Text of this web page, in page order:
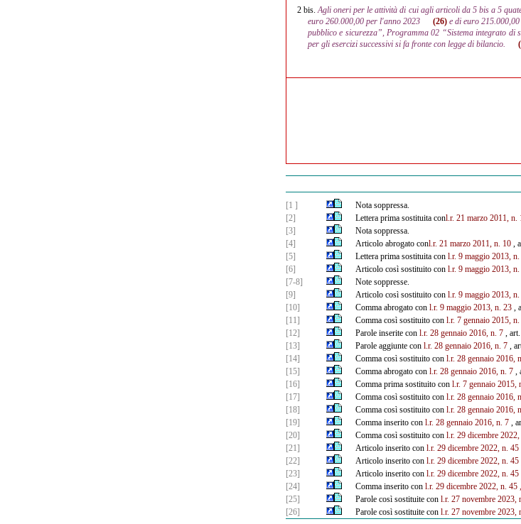
2 bis.Agli oneri per le attività di cui agli articoli da 5 bis a 5
euro 260.000,00 per l'anno 2023
(26) e di euro
pubblico e sicurezza”, Programma 02 “Sistema integrato
per gli esercizi successivi si fa fronte con legge di bilancio.
[1 ]
Nota soppressa.
[2]
Lettera prima sostituita conl.r. 21 marzo 2011, n.
[3]
Nota soppressa.
[4]
Articolo abrogato conl.r. 21 marzo 2011, n. 10,
[5]
Lettera prima sostituita con l.r. 9 maggio 2013,
[6]
Articolo così sostituito con l.r. 9 maggio 2013,
[7-8]
Note soppresse.
[9]
Articolo così sostituito con l.r. 9 maggio 2013,
[10]
Comma abrogato con l.r. 9 maggio 2013, n. 23,
[11]
Comma così sostituito con l.r. 7 gennaio 2015, n.
[12]
Parole inserite con l.r. 28 gennaio 2016, n. 7, art.
[13]
Parole aggiunte con l.r. 28 gennaio 2016, n. 7,
[14]
Comma così sostituito con l.r. 28 gennaio 2016,
[15]
Comma abrogato con l.r. 28 gennaio 2016, n. 7,
[16]
Comma prima sostituito con l.r. 7 gennaio 2015,
[17]
Comma così sostituito con l.r. 28 gennaio 2016,
[18]
Comma così sostituito con l.r. 28 gennaio 2016,
[19]
Comma inserito con l.r. 28 gennaio 2016, n. 7,
[20]
Comma così sostituito con l.r. 29 dicembre
[21]
Articolo inserito con l.r. 29 dicembre 2022, n. 45
[22]
Articolo inserito con l.r. 29 dicembre 2022, n. 45
[23]
Articolo inserito con l.r. 29 dicembre 2022, n. 45
[24]
Comma inserito con l.r. 29 dicembre 2022, n. 45
[25]
Parole così sostituite con l.r. 27 novembre 2023,
[26]
Parole così sostituite con l.r. 27 novembre 2023,